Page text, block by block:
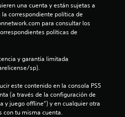
l
l
d
e
una cuenta y están sujetas a
correspondiente política de
para consultar los
políticas de
y garantía limitada
sp).
este contenido en la consola PS5
(a través de la configuración de
y juego offline”) y en cualquier otra
con tu misma cuenta.